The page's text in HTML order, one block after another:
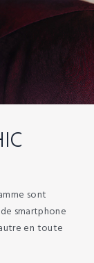
sont
smartphone
en toute